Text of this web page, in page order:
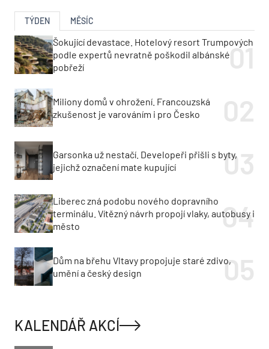
TÝDEN MĚSÍC
Šokující devastace. Hotelový resort Trumpových
podle expertů nevratně poškodil albánské
pobřeží
Miliony domů v ohrožení. Francouzská
zkušenost je varováním i pro Česko
Garsonka už nestačí. Developeři přišli s byty,
jejichž označení mate kupující
Liberec zná podobu nového dopravního
terminálu. Vítězný návrh propojí vlaky, autobusy i
město
Dům na břehu Vltavy propojuje staré zdivo,
umění a český design
KALENDÁŘ AKCÍ